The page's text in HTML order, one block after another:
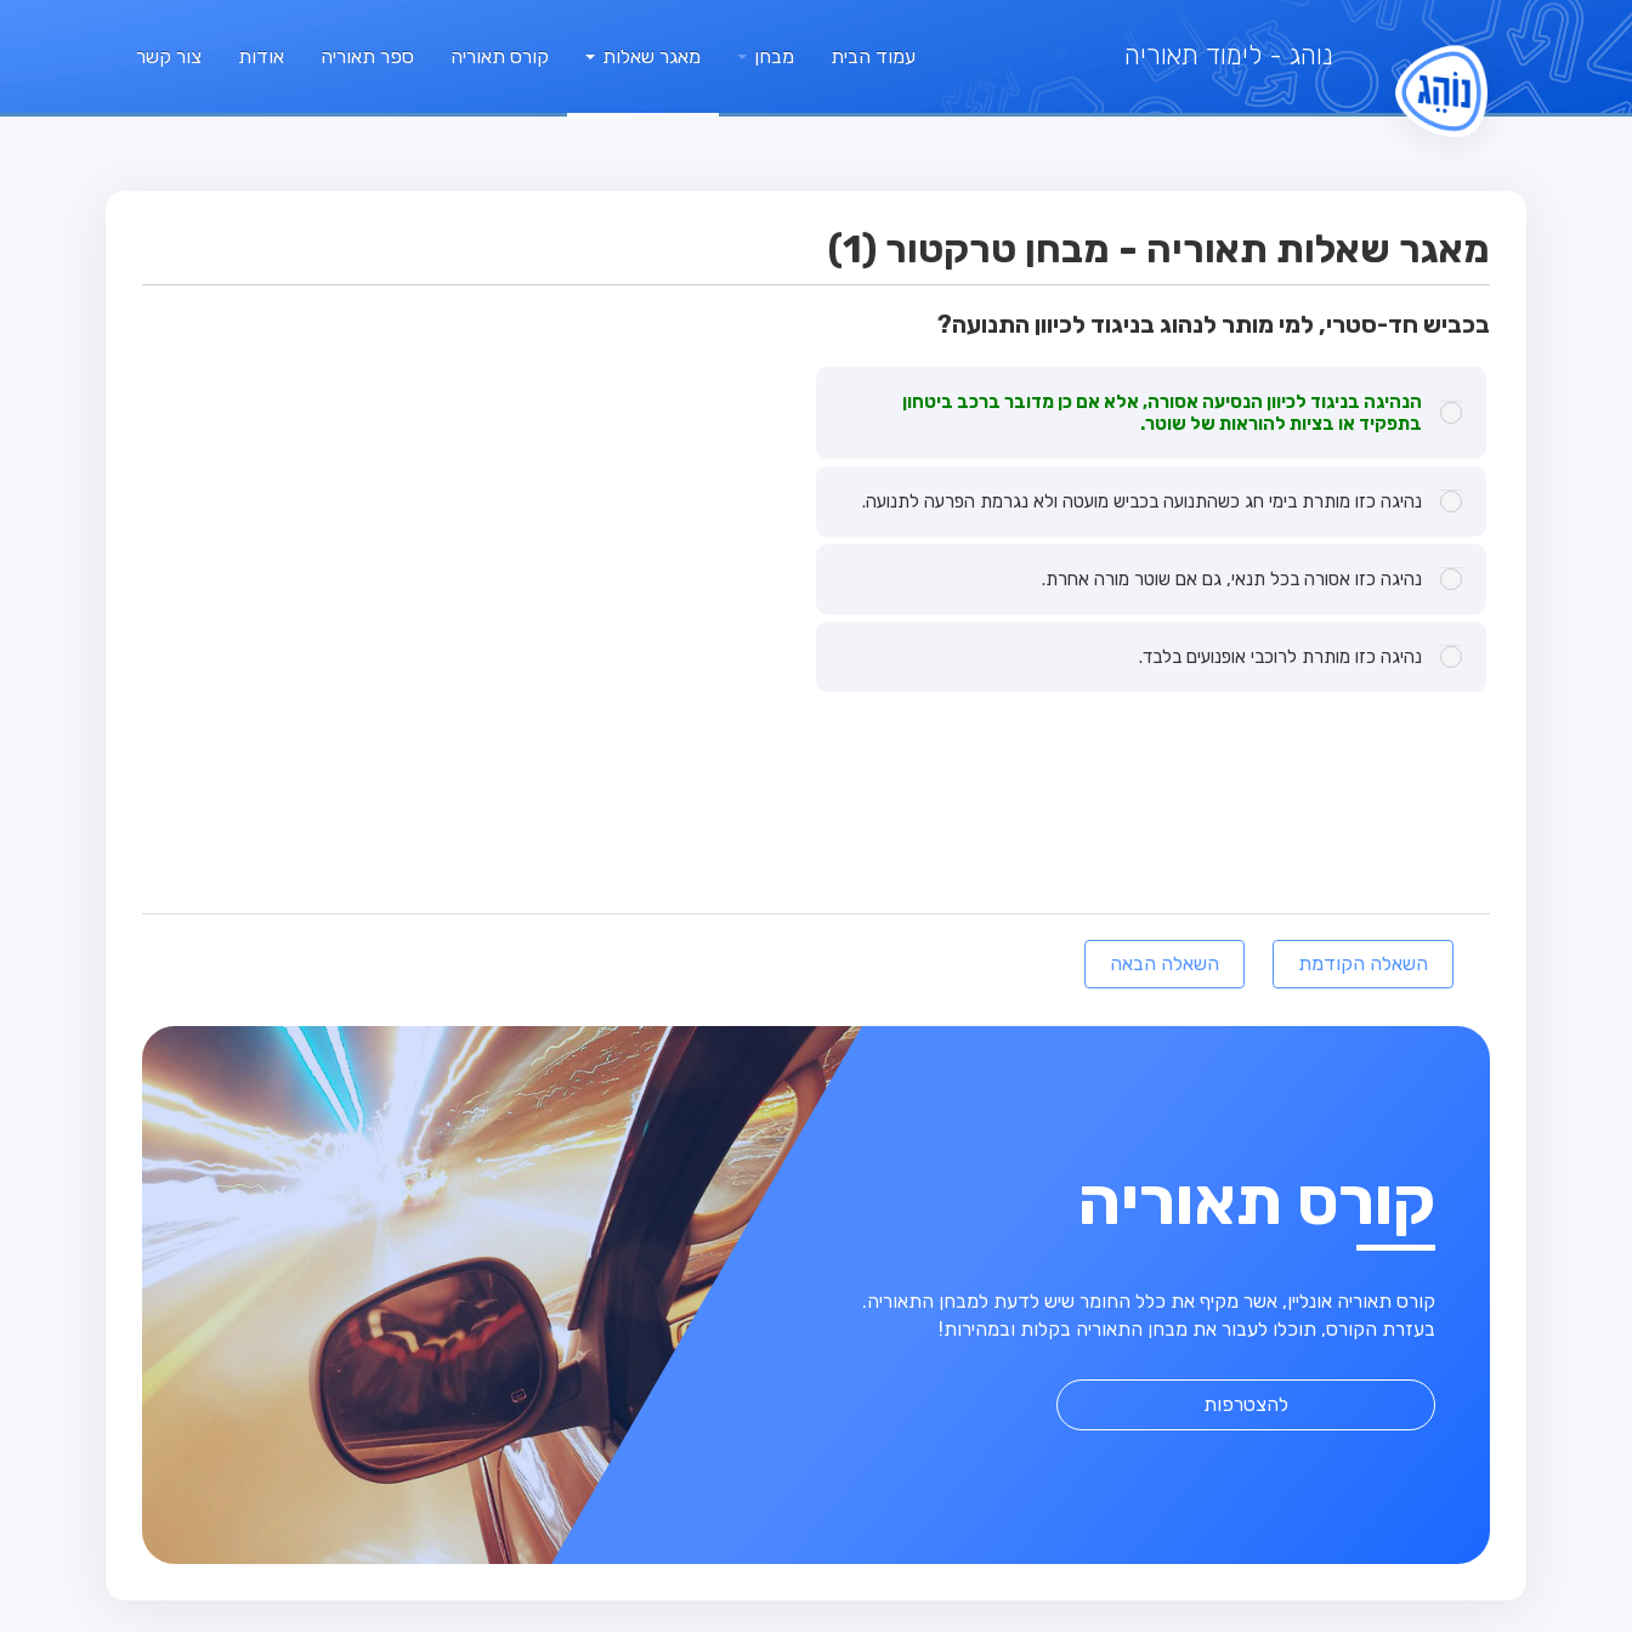
נוהג- לימוד תאוריה עמוד הבית מבחן מאגר שאלות קורס תאוריה ספר תאוריה אודות צור קשר
מאגר שאלות תאוריה - מבחן טרקטור (1)
בכביש חד-סטרי, למי מותר לנהוג בניגוד לכיוון התנועה?
הנהיגה בניגוד לכיוון הנסיעה אסורה, אלא אם כן מדובר ברכב ביטחון
בתפקיד או בציות להוראות של שוטר.
נהיגה כזו מותרת בימי חג כשהתנועה בכביש מועטה ולא נגרמת הפרעה לתנועה.
נהיגה כזו אסורה בכל תנאי, גם אם שוטר מורה אחרת.
נהיגה כזו מותרת לרוכבי אופנועים בלבד.
השאלה הקודמת השאלה הבאה
קורס תאוריה
קורס תאוריה אונליין, אשר מקיף את כלל החומר שיש לדעת למבחן התאוריה.
בעזרת הקורס, תוכלו לעבור את מבחן התאוריה בקלות ובמהירות!
להצטרפות